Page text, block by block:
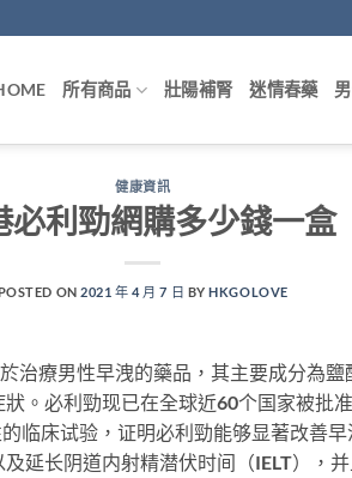
所有商品 壯陽補腎 迷情春藥
健康資訊
必利勁網購多少錢一盒
ON2021 年 4 月 7 日 BYHKGOLOVE
治療男性早洩的藥品，其主要成分為鹽
。必利勁现已在全球近60个国家被批
临床试验，证明必利勁能够显著改善
延长阴道内射精潜伏时间（IELT），